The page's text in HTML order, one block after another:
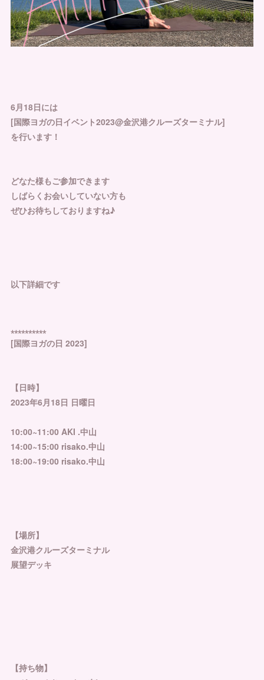
6月18日には
[国際ヨガの日イベント2023@金沢港クルーズターミナル]
を行います！
どなた様もご参加できます
しばらくお会いしていない方も
ぜひお待ちしておりますね♪
以下詳細です
⁎⁎⁎⁎⁎⁎⁎⁎⁎⁎
[国際ヨガの日 2023]
【日時】
2023年6月18日 日曜日
10:00~11:00 AKI .中山
14:00~15:00 risako.中山
18:00~19:00 risako.中山
【場所】
金沢港クルーズターミナル
展望デッキ
【持ち物】